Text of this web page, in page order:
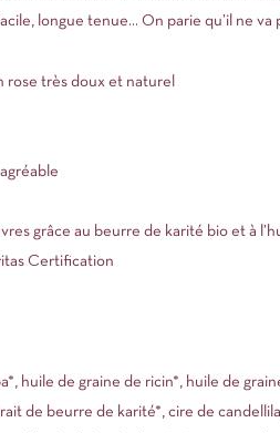
longue tenue… On parie qu’il ne va
rose très doux et naturel
grâce au beurre de karité bio et à
Certification
huile de graine de ricin*, huile de
de beurre de karité*, cire de